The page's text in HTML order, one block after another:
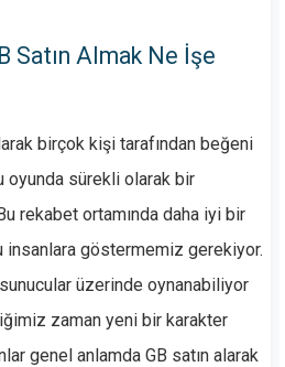
Satın Almak Ne İşe
birçok kişi tarafından beğeni
oyunda sürekli olarak bir
rekabet ortamında daha iyi bir
insanlara göstermemiz gerekiyor.
üzerinde oynanabiliyor
zaman yeni bir karakter
genel anlamda GB satın alarak